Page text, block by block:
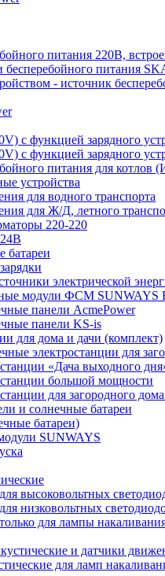
питания 220В,
питания
- источник
с функцией зарядного
с функцией зарядного
питания для котлов
устройства
для водного транспорта
для Ж/Д, летного
220-220
батареи
электрической
модули ФСМ SUNWAYS
панели AcmePower
панели KS-is
для дома и дачи (комплект)
электростанции для
«Дача выходного
большой мощности
для загородного
и солнечные батареи
батареи)
SUNWAYS
высоковольтных
низковольтных
для лампы
и датчики
для ламп